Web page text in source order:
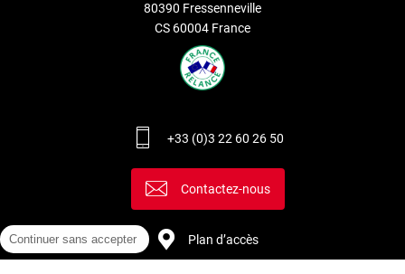
80390 Fressenneville
CS 60004 France
+33 (0)3 22 60 26 50
Contactez-nous
Plan d’accès
Continuer sans accepter